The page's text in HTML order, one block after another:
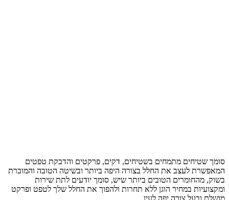
סומך שטיחים מתמחים בשטיחים, דקים, פרקטים והדבקת טפטים
המאפשרת לעצב את החלל בצורה היפה ביותר ובשיטה הטובה והמוכרת
בשוק, מהחומרים הטובים ביותר שיש, סומך יודעים לתת שירות
ומקצועיות במחיר הוגן ללא תחרות ולהפוך את החלל שלך לטפט ופרקט
מושלם ובעל צורה יפה לעין